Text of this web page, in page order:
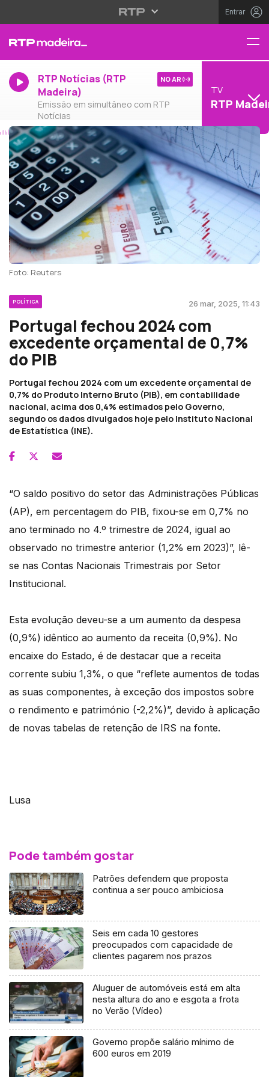
Entrar
RTP Notícias (RTP
Madeira)
Emissão em simultâneo com RTP
Notícias
NO AR
TV
RTP
Foto: Reuters
POLÍTICA 26 mar, 2025, 11:43
Portugal fechou 2024 com
excedente orçamental de 0,7%
do PIB
Portugal fechou 2024 com um excedente orçamental de
0,7% do Produto Interno Bruto (PIB), em contabilidade
nacional, acima dos 0,4% estimados pelo Governo,
segundo os dados divulgados hoje pelo Instituto Nacional
de Estatística (INE).
“O saldo positivo do setor das Administrações Públicas
(AP), em percentagem do PIB, fixou-se em 0,7% no
ano terminado no 4.º trimestre de 2024, igual ao
observado no trimestre anterior (1,2% em 2023)”, lê-
se nas Contas Nacionais Trimestrais por Setor
Institucional.
Esta evolução deveu-se a um aumento da despesa
(0,9%) idêntico ao aumento da receita (0,9%). No
encaixe do Estado, é de destacar que a receita
corrente subiu 1,3%, o que “reflete aumentos de todas
as suas componentes, à exceção dos impostos sobre
o rendimento e património (-2,2%)”, devido à aplicação
de novas tabelas de retenção de IRS na fonte.
Lusa
Pode também gostar
Patrões defendem que proposta
continua a ser pouco ambiciosa
Seis em cada 10 gestores
preocupados com capacidade de
clientes pagarem nos prazos
Aluguer de automóveis está em alta
nesta altura do ano e esgota a frota
no Verão (Vídeo)
Governo propõe salário mínimo de
600 euros em 2019